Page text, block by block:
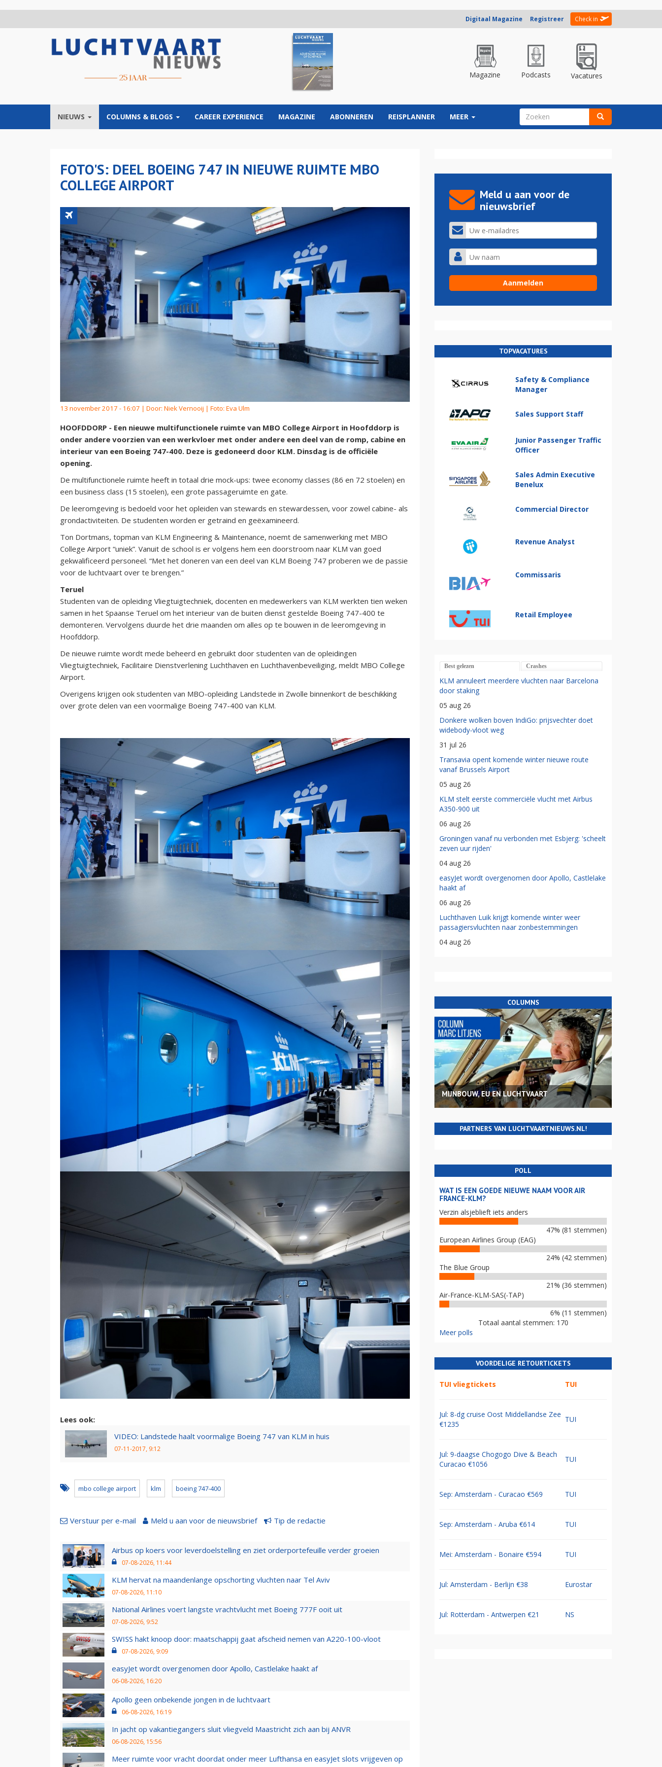
Digitaal Magazine Registreer Check in
Magazine Podcasts Vacatures
NIEUWS COLUMNS & BLOGS CAREER EXPERIENCE MAGAZINE ABONNEREN REISPLANNER MEER ZOEKVELD
FOTO'S: DEEL BOEING 747 IN NIEUWE RUIMTE MBO
COLLEGE AIRPORT
13 november 2017 - 16:07 | Door: Niek Vernooij | Foto: Eva Ulm
HOOFDDORP - Een nieuwe multifunctionele ruimte van MBO College Airport in Hoofddorp is
onder andere voorzien van een werkvloer met onder andere een deel van de romp, cabine en
interieur van een Boeing 747-400. Deze is gedoneerd door KLM. Dinsdag is de officiële
opening.
De multifunctionele ruimte heeft in totaal drie mock-ups: twee economy classes (86 en 72 stoelen) en
een business class (15 stoelen), een grote passageruimte en gate.
De leeromgeving is bedoeld voor het opleiden van stewards en stewardessen, voor zowel cabine- als
grondactiviteiten. De studenten worden er getraind en geëxamineerd.
Ton Dortmans, topman van KLM Engineering & Maintenance, noemt de samenwerking met MBO
College Airport “uniek”. Vanuit de school is er volgens hem een doorstroom naar KLM van goed
gekwalificeerd personeel. “Met het doneren van een deel van KLM Boeing 747 proberen we de passie
voor de luchtvaart over te brengen.”
Teruel
Studenten van de opleiding Vliegtuigtechniek, docenten en medewerkers van KLM werkten tien weken
samen in het Spaanse Teruel om het interieur van de buiten dienst gestelde Boeing 747-400 te
demonteren. Vervolgens duurde het drie maanden om alles op te bouwen in de leeromgeving in
Hoofddorp.
De nieuwe ruimte wordt mede beheerd en gebruikt door studenten van de opleidingen
Vliegtuigtechniek, Facilitaire Dienstverlening Luchthaven en Luchthavenbeveiliging, meldt MBO College
Airport.
Overigens krijgen ook studenten van MBO-opleiding Landstede in Zwolle binnenkort de beschikking
over grote delen van een voormalige Boeing 747-400 van KLM.
Lees ook:
VIDEO: Landstede haalt voormalige Boeing 747 van KLM in huis
07-11-2017, 9:12
mbo college airport klm boeing 747-400
Verstuur per e-mail Meld u aan voor de nieuwsbrief Tip de redactie
Airbus op koers voor leverdoelstelling en ziet orderportefeuille verder groeien
07-08-2026, 11:44
KLM hervat na maandenlange opschorting vluchten naar Tel Aviv
07-08-2026, 11:10
National Airlines voert langste vrachtvlucht met Boeing 777F ooit uit
07-08-2026, 9:52
SWISS hakt knoop door: maatschappij gaat afscheid nemen van A220-100-vloot
07-08-2026, 9:09
easyJet wordt overgenomen door Apollo, Castlelake haakt af
06-08-2026, 16:20
Apollo geen onbekende jongen in de luchtvaart
06-08-2026, 16:19
In jacht op vakantiegangers sluit vliegveld Maastricht zich aan bij ANVR
06-08-2026, 15:56
Meer ruimte voor vracht doordat onder meer Lufthansa en easyJet slots vrijgeven op
Meld u aan voor de
nieuwsbrief
TOPVACATURES
Safety & Compliance
Manager
Sales Support Staff
Junior Passenger Traffic
Officer
Sales Admin Executive
Benelux
Commercial Director
Revenue Analyst
Commissaris
Retail Employee
Best gelezen Crashes
KLM annuleert meerdere vluchten naar Barcelona
door staking
05 aug 26
Donkere wolken boven IndiGo: prijsvechter doet
widebody-vloot weg
31 jul 26
Transavia opent komende winter nieuwe route
vanaf Brussels Airport
05 aug 26
KLM stelt eerste commerciële vlucht met Airbus
A350-900 uit
06 aug 26
Groningen vanaf nu verbonden met Esbjerg: 'scheelt
zeven uur rijden'
04 aug 26
easyJet wordt overgenomen door Apollo, Castlelake
haakt af
06 aug 26
Luchthaven Luik krijgt komende winter weer
passagiersvluchten naar zonbestemmingen
04 aug 26
COLUMNS
MIJNBOUW, EU EN LUCHTVAART
PARTNERS VAN LUCHTVAARTNIEUWS.NL!
POLL
WAT IS EEN GOEDE NIEUWE NAAM VOOR AIR
FRANCE-KLM?
Verzin alsjeblieft iets anders
47% (81 stemmen)
European Airlines Group (EAG)
24% (42 stemmen)
The Blue Group
21% (36 stemmen)
Air-France-KLM-SAS(-TAP)
6% (11 stemmen)
Totaal aantal stemmen: 170
Meer polls
VOORDELIGE RETOURTICKETS
TUI vliegtickets TUI
Jul: 8-dg cruise Oost Middellandse Zee
€1235
TUI
Jul: 9-daagse Chogogo Dive & Beach
Curacao €1056
TUI
Sep: Amsterdam - Curacao €569 TUI
Sep: Amsterdam - Aruba €614 TUI
Mei: Amsterdam - Bonaire €594 TUI
Jul: Amsterdam - Berlijn €38 Eurostar
Jul: Rotterdam - Antwerpen €21 NS